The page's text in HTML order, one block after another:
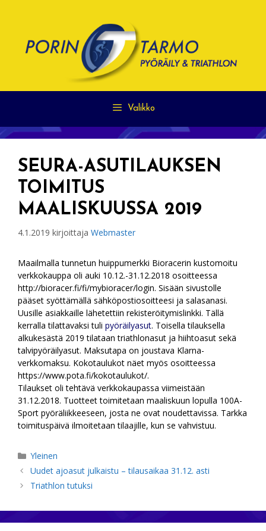
Valikko
SEURA-ASUTILAUKSEN
TOIMITUS
MAALISKUUSSA 2019
4.1.2019 kirjoittaja Webmaster
Maailmalla tunnetun huippumerkki Bioracerin kustomoitu
verkkokauppa oli auki 10.12.-31.12.2018 osoitteessa
http://bioracer.fi/fi/mybioracer/login. Sisään sivustolle
pääset syöttämällä sähköpostiosoitteesi ja salasanasi.
Uusille asiakkaille lähetettiin rekisteröitymislinkki. Tällä
kerralla tilattavaksi tuli pyöräilyasut. Toisella tilauksella
alkukesästä 2019 tilataan triathlonasut ja hiihtoasut sekä
talvipyöräilyasut. Maksutapa on joustava Klarna-
verkkomaksu. Kokotaulukot näet myös osoitteessa
https://www.pota.fi/kokotaulukot/.
Tilaukset oli tehtävä verkkokaupassa viimeistään
31.12.2018. Tuotteet toimitetaan maaliskuun lopulla 100A-
Sport pyöräliikkeeseen, josta ne ovat noudettavissa. Tarkka
toimituspäivä ilmoitetaan tilaajille, kun se vahvistuu.
Kategoriat
Yleinen
Uudet ajoasut julkaistu – tilausaikaa 31.12. asti
Triathlon tutuksi